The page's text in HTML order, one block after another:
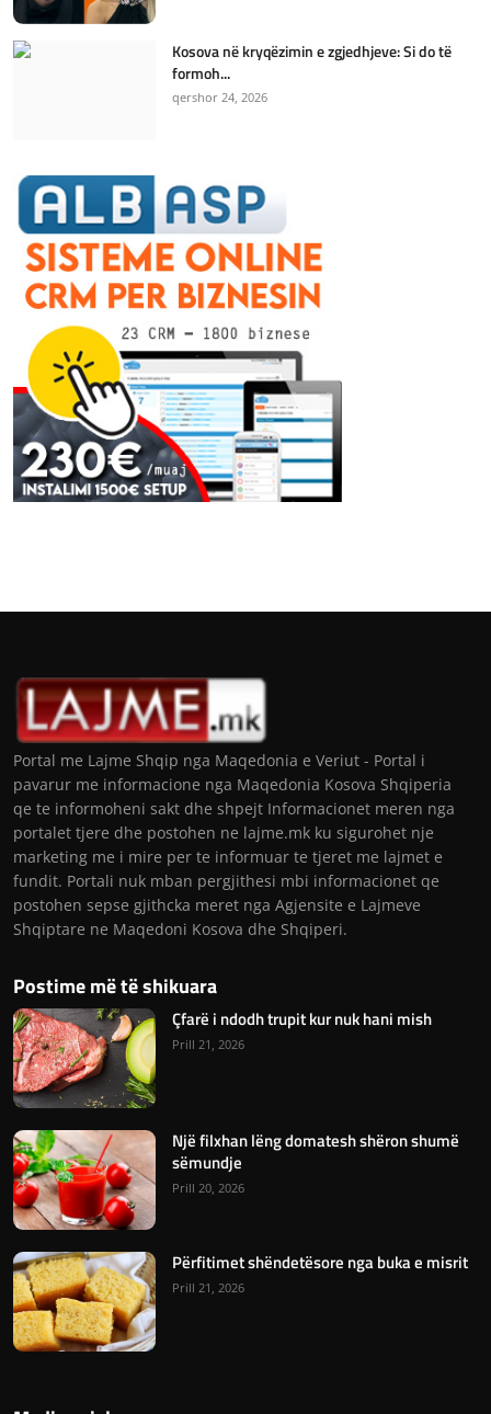
Kosova në kryqëzimin e zgjedhjeve: Si do të
formoh...
qershor 24, 2026
Portal me Lajme Shqip nga Maqedonia e Veriut - Portal i
pavarur me informacione nga Maqedonia Kosova Shqiperia
qe te informoheni sakt dhe shpejt Informacionet meren nga
portalet tjere dhe postohen ne lajme.mk ku sigurohet nje
marketing me i mire per te informuar te tjeret me lajmet e
fundit. Portali nuk mban pergjithesi mbi informacionet qe
postohen sepse gjithcka meret nga Agjensite e Lajmeve
Shqiptare ne Maqedoni Kosova dhe Shqiperi.
Postime më të shikuara
Çfarë i ndodh trupit kur nuk hani mish
Prill 21, 2026
Një filxhan lëng domatesh shëron shumë
sëmundje
Prill 20, 2026
Përfitimet shëndetësore nga buka e misrit
Prill 21, 2026